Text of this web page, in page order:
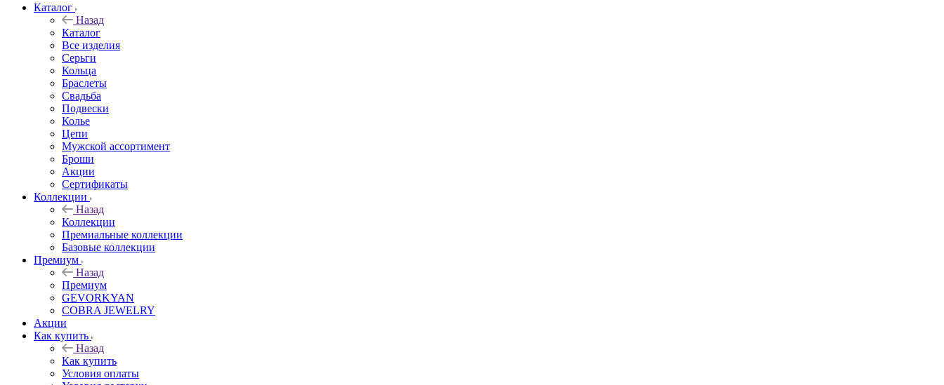
Каталог
Назад
Каталог
Все изделия
Серьги
Кольца
Браслеты
Свадьба
Подвески
Колье
Цепи
Мужской ассортимент
Броши
Акции
Сертификаты
Коллекции
Назад
Коллекции
Премиальные коллекции
Базовые коллекции
Премиум
Назад
Премиум
GEVORKYAN
COBRA JEWELRY
Акции
Как купить
Назад
Как купить
Условия оплаты